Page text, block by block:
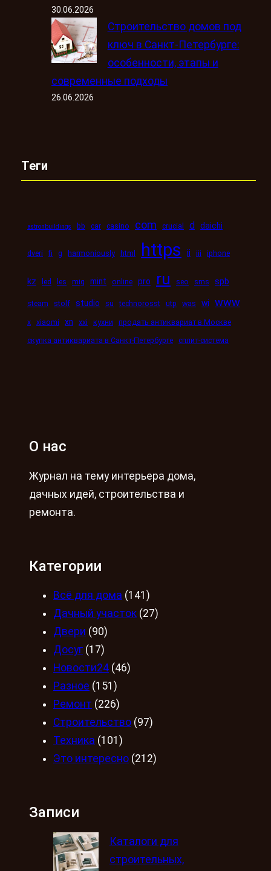
30.06.2026
Строительство домов под
ключ в Санкт-Петербурге:
особенности, этапы и
современные подходы
26.06.2026
Теги
astronbuildings bb car casino com crucial d daichi
dveri fi g harmoniously html https ii iii iphone
kz led les mig mint online pro ru seo sms spb
steam stolf studio su technorosst utp was wi www
x xiaomi xn xxi кухни
продать антиквариат в Москве
скупка антиквариата в Санкт-Петербурге сплит-система
О нас
Журнал на тему интерьера дома,
дачных идей, строительства и
ремонта.
Категории
Всё для дома (141)
Дачный участок (27)
Двери (90)
Досуг (17)
Новости24 (46)
Разное (151)
Ремонт (226)
Строительство (97)
Техника (101)
Это интересно (212)
Записи
Каталоги для
строительных,